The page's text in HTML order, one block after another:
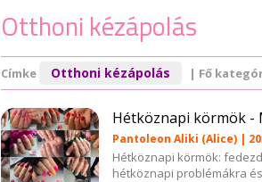
Otthoni kézápolás
Címke Otthoni kézápolás | Fő
Hétköznapi körmök -
Pantoleon Aliki (Alice) |
Hétköznapi körmök:
hétköznapi problémákra